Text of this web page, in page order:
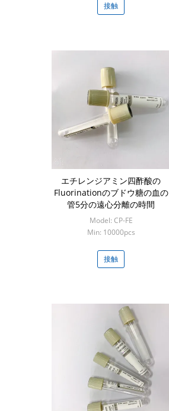
接触
エチレンジアミン四酢酸の
Fluorinationのブドウ糖の血の
管5分の遠心分離の時間
Model: CP-FE
Min: 10000pcs
接触